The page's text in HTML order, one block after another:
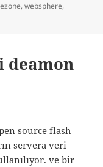
,websphere,
zaman ayarı
deamon
source flash
servera veri
ve bir